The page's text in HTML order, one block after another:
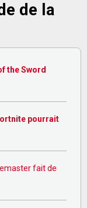
de la
the Sword
pourrait
fait de